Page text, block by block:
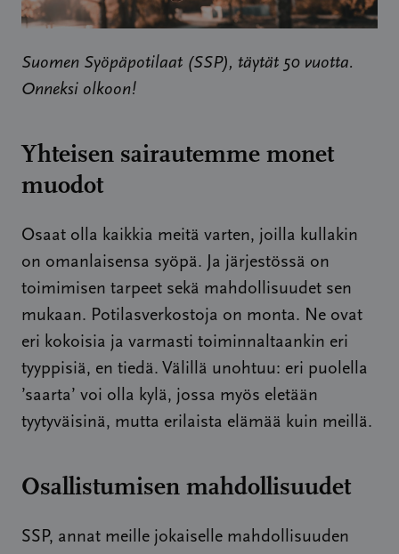
Suomen Syöpäpotilaat (SSP), täytät 50 vuotta.
Onneksi olkoon!
Yhteisen sairautemme monet
muodot
Osaat olla kaikkia meitä varten, joilla kullakin
on omanlaisensa syöpä. Ja järjestössä on
toimimisen tarpeet sekä mahdollisuudet sen
mukaan. Potilasverkostoja on monta. Ne ovat
eri kokoisia ja varmasti toiminnaltaankin eri
tyyppisiä, en tiedä. Välillä unohtuu: eri puolella
’saarta’ voi olla kylä, jossa myös eletään
tyytyväisinä, mutta erilaista elämää kuin meillä.
Osallistumisen mahdollisuudet
SSP, annat meille jokaiselle mahdollisuuden